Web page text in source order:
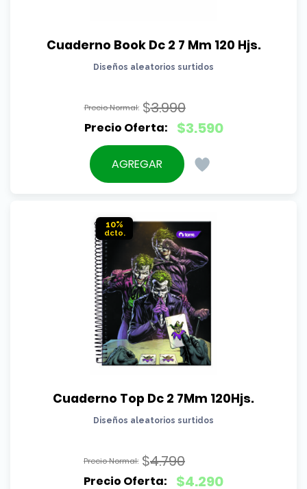
Cuaderno Book Dc 2 7 Mm 120 Hjs.
Diseños aleatorios surtidos
$3.990
El
precio
original
$3.590
El
precio
actual
AGREGAR
10%
Cuaderno Top Dc 2 7Mm 120Hjs.
Diseños aleatorios surtidos
$4.790
El
$4.290